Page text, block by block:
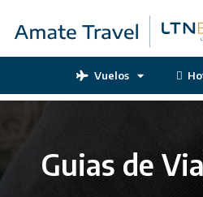
Vuelos
Guias de